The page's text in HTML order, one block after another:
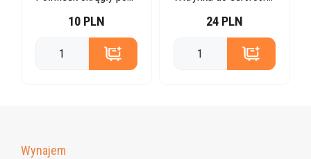
10 PLN 24 PLN
Wynajem